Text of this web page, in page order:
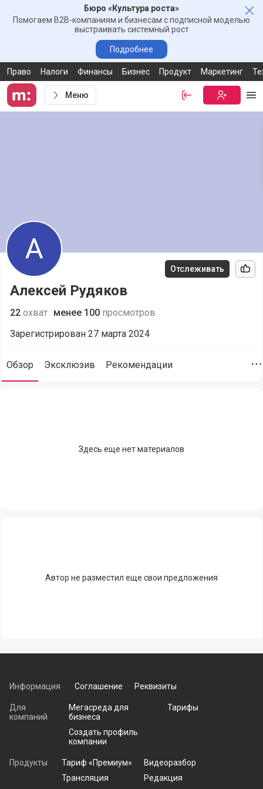
Бюро «Культура роста»
Помогаем B2B-компаниям и бизнесам с подписной моделью
выстраивать системный рост
Подробнее
Право Налоги Финансы Бизнес Продукт Маркетинг
Меню Войти
А
Отслеживать
Алексей Рудяков
22 охват менее 100 просмотров
Зарегистрирован 27 марта 2024
Обзор Эксклюзив Рекомендации
Здесь еще нет материалов
Автор не разместил еще свои предложения
Информация Соглашение Реквизиты
Для
компаний
Мегасреда для
бизнеса
Тарифы
Создать профиль
компании
Продукты Тариф «Премиум»
Видеоразбор
Трансляция
Редакция